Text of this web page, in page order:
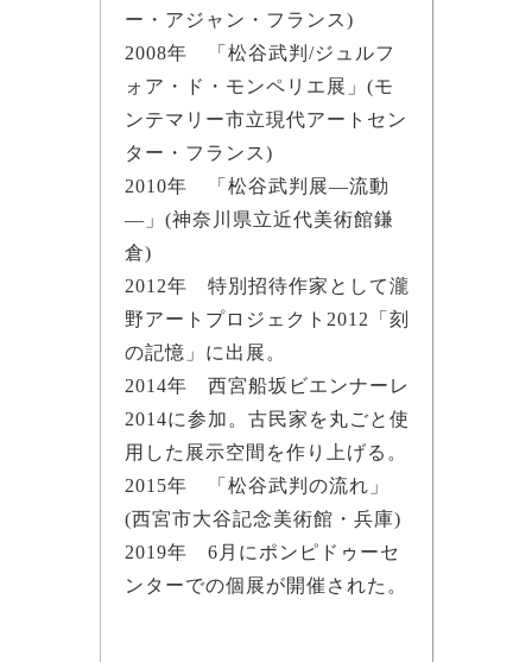
ー・アジャン・フランス)
2008年 「松谷武判/ジュルフ
ォア・ド・モンペリエ展」(モ
ンテマリー市立現代アートセン
ター・フランス)
2010年 「松谷武判展―流動
―」(神奈川県立近代美術館鎌
倉)
2012年 特別招待作家として瀧
野アートプロジェクト2012「刻
の記憶」に出展。
2014年 西宮船坂ビエンナーレ
2014に参加。古民家を丸ごと使
用した展示空間を作り上げる。
2015年 「松谷武判の流れ」
(西宮市大谷記念美術館・兵庫)
2019年 6月にポンピドゥーセ
ンターでの個展が開催された。